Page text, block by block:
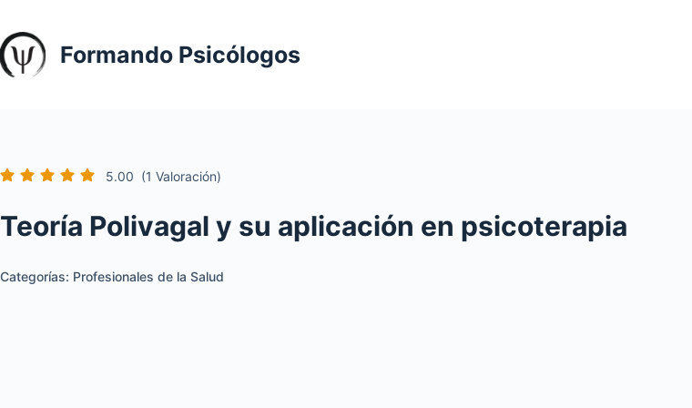
al
contenidoFormando Psicólogos
5.00 (1 Valoración)
Teoría Polivagal y su aplicación en psicoterapia
Categorías: Profesionales de la Salud